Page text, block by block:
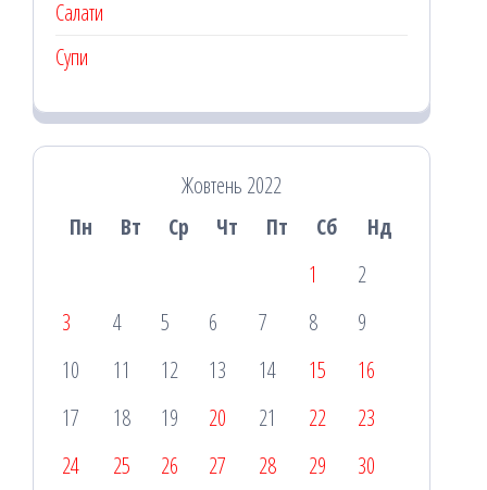
Салати
Супи
Жовтень 2022
Пн
Вт Ср Чт Пт Сб
Нд
1
2
3
4 5 6 7 8
9
10
11 12 13 14 15
16
17
18 19 20 21 22
23
24
25 26 27 28 29
30